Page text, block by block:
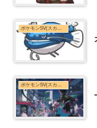
ポケモンSV(スカーレット・バイオレット)まとめ
ポケモンSV(スカーレット・バイオレット)まとめ